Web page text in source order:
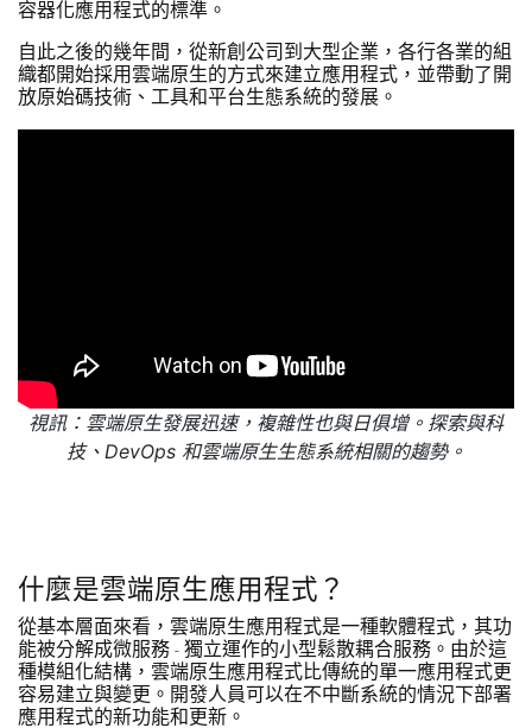
容器化應用程式的標準。
自此之後的幾年間，從新創公司到大型企業，各行各業的組
織都開始採用雲端原生的方式來建立應用程式，並帶動了開
放原始碼技術、工具和平台生態系統的發展。
視訊：雲端原生發展迅速，複雜性也與日俱增。探索與科
技、DevOps 和雲端原生生態系統相關的趨勢。
什麼是雲端原生應用程式？
從基本層面來看，雲端原生應用程式是一種軟體程式，其功
能被分解成微服務 - 獨立運作的小型鬆散耦合服務。由於這
種模組化結構，雲端原生應用程式比傳統的單一應用程式更
容易建立與變更。開發人員可以在不中斷系統的情況下部署
應用程式的新功能和更新。